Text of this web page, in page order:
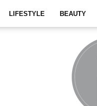
LIFESTYLE BEAUTY